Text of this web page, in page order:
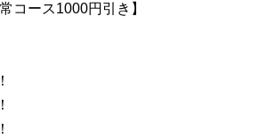
コース1000円引き】